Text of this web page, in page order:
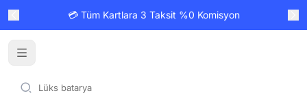
💳 Tüm Kartlara 3 Taksit %0 Komisyon